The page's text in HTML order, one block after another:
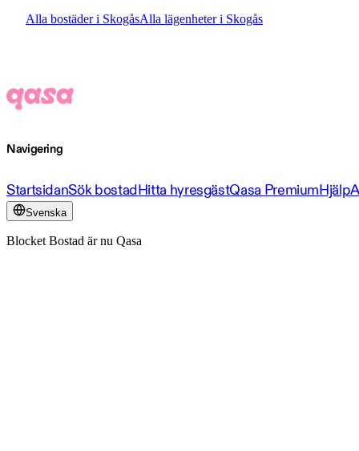
Alla bostäder i SkogåsAlla lägenheter i Skogås
Navigering
StartsidanSök bostadHitta hyresgästQasa PremiumHjälp
Svenska
Blocket Bostad är nu Qasa